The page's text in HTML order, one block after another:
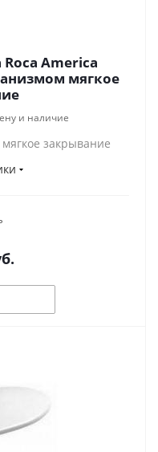
America
мягкое
и наличие
закрывание